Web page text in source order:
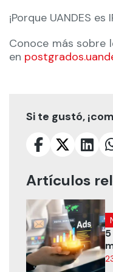
¡Porque UANDES es
Conoce más sobre
en
Si te gustó,
Artículos